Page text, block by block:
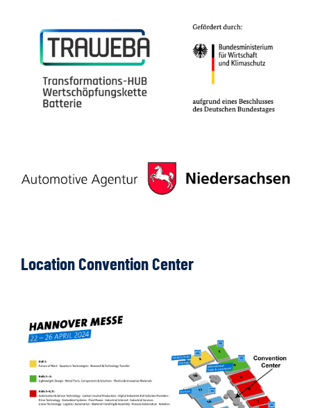
Location Convention Center